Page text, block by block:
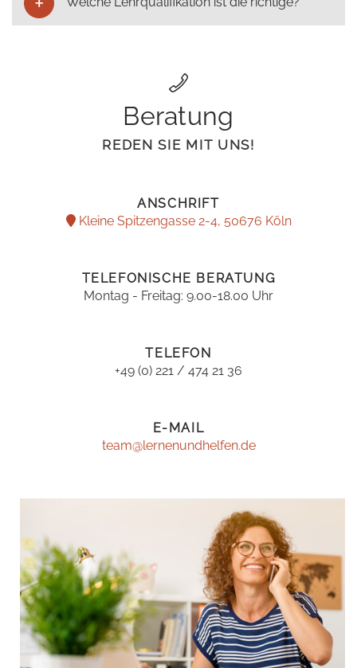
Beratung
REDEN SIE MIT UNS!
ANSCHRIFT
Kleine Spitzengasse 2-4, 50676 Köln
TELEFONISCHE BERATUNG
Montag - Freitag: 9.00-18.00 Uhr
TELEFON
+49 (0) 221 / 474 21 36
E-MAIL
team@lernenundhelfen.de